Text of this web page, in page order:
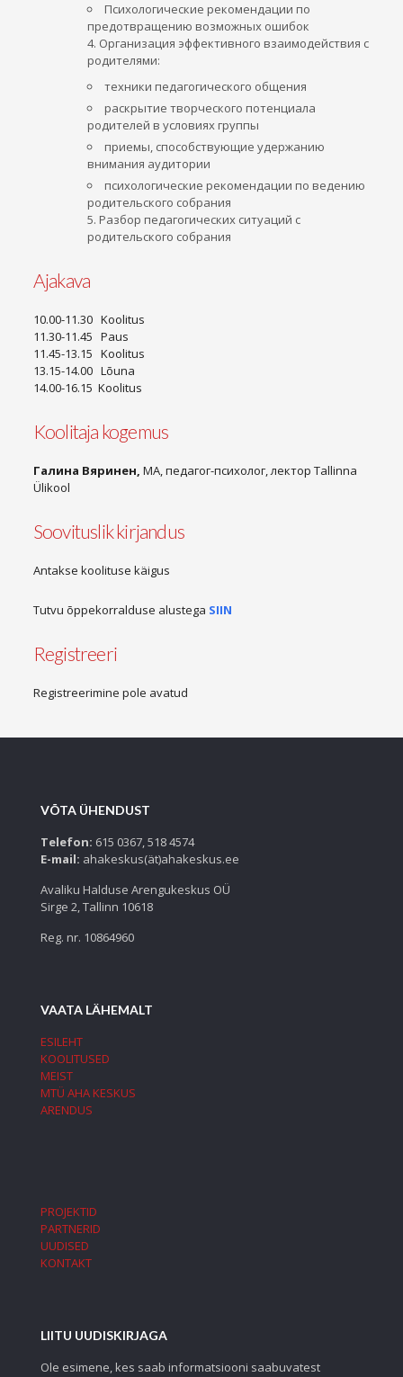
Психологические рекомендации по
предотвращению возможных ошибок
4. Организация эффективного взаимодействия с
родителями:
техники педагогического общения
раскрытие творческого потенциала
родителей в условиях группы
приемы, способствующие удержанию
внимания аудитории
психологические рекомендации по ведению
родительского собрания
5. Разбор педагогических ситуаций с
родительского собрания
Ajakava
10.00-11.30 Koolitus
11.30-11.45 Paus
11.45-13.15 Koolitus
13.15-14.00 Lõuna
14.00-16.15 Koolitus
Koolitaja kogemus
Галина Вяринен, MA, педагог-психолог, лектор Tallinna
Ülikool
Soovituslik kirjandus
Antakse koolituse käigus
Tutvu õppekorralduse alustega SIIN
Registreeri
Registreerimine pole avatud
VÕTA ÜHENDUST
Telefon: 615 0367, 518 4574
E-mail: ahakeskus(ät)ahakeskus.ee
Avaliku Halduse Arengukeskus OÜ
Sirge 2, Tallinn 10618
Reg. nr. 10864960
VAATA LÄHEMALT
ESILEHT
KOOLITUSED
MEIST
MTÜ AHA KESKUS
ARENDUS
PROJEKTID
PARTNERID
UUDISED
KONTAKT
LIITU UUDISKIRJAGA
Ole esimene, kes saab informatsiooni saabuvatest